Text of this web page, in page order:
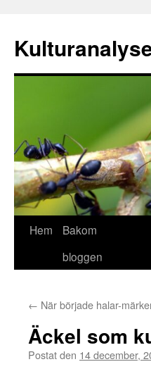
innehåll
Hem
Bakom
bloggen
← När började halar-
Äckel som
Postat den 14 december,